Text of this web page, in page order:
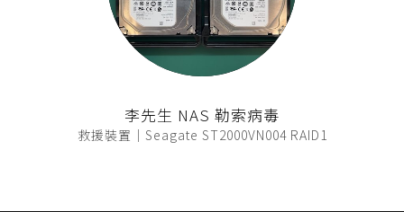
李先生 NAS 勒索病毒
救援裝置｜Seagate ST2000VN004 RAID1